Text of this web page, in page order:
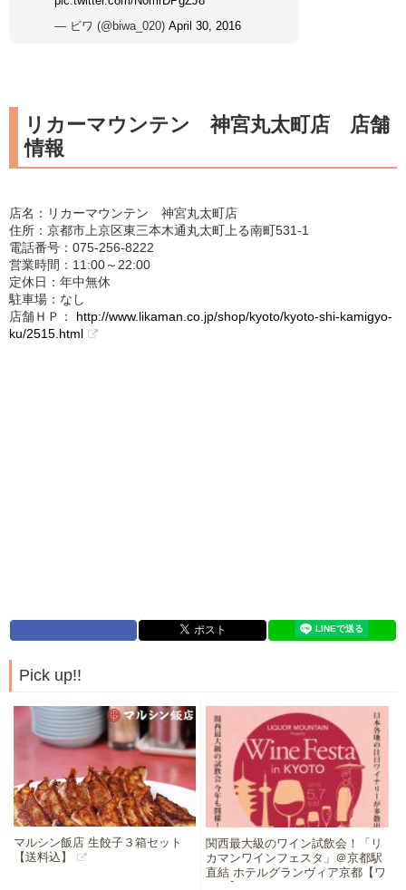
— ビワ (@biwa_020) April 30, 2016
リカーマウンテン 神宮丸太町店 店舗
情報
店名：リカーマウンテン 神宮丸太町店
住所：京都市上京区東三本木通丸太町上る南町531-1
電話番号：075-256-8222
営業時間：11:00～22:00
定休日：年中無休
駐車場：なし
店舗ＨＰ： http://www.likaman.co.jp/shop/kyoto/kyoto-shi-kamigyo-
ku/2515.html
Pick up!!
マルシン飯店 生餃子３箱セット
【送料込】
関西最大級のワイン試飲会！「リ
カマンワインフェスタ」＠京都駅
直結 ホテルグランヴィア京都【ワ